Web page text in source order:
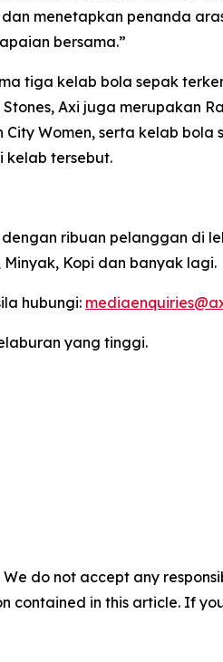
menetapkan penanda
bersama.”
tiga kelab bola sepak
Axi juga merupakan
Women, serta kelab bola
kelab tersebut.
ribuan pelanggan di
Kopi dan banyak lagi.
hubungi:
yang tinggi.
do not accept any
contained in this article. If